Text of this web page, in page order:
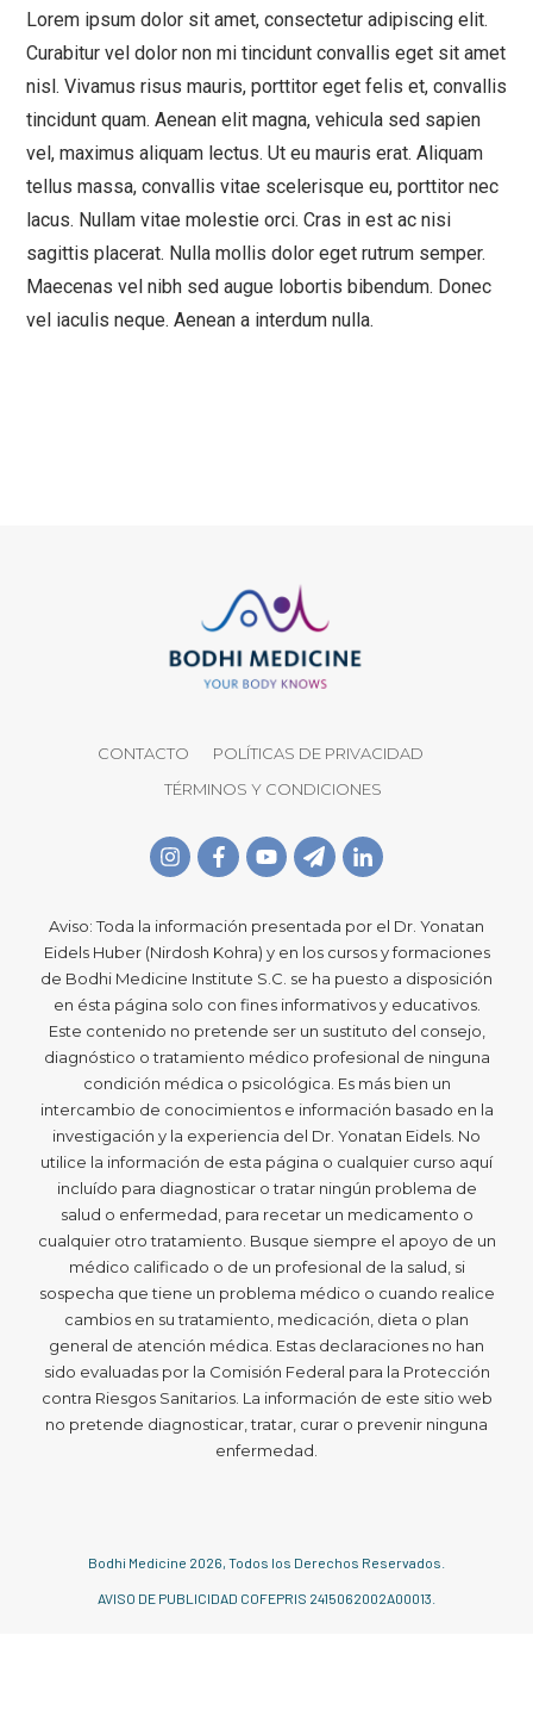
Lorem ipsum dolor sit amet, consectetur adipiscing elit.
Curabitur vel dolor non mi tincidunt convallis eget sit amet
nisl. Vivamus risus mauris, porttitor eget felis et, convallis
tincidunt quam. Aenean elit magna, vehicula sed sapien
vel, maximus aliquam lectus. Ut eu mauris erat. Aliquam
tellus massa, convallis vitae scelerisque eu, porttitor nec
lacus. Nullam vitae molestie orci. Cras in est ac nisi
sagittis placerat. Nulla mollis dolor eget rutrum semper.
Maecenas vel nibh sed augue lobortis bibendum. Donec
vel iaculis neque. Aenean a interdum nulla.
CONTACTO
POLÍTICAS DE PRIVACIDAD
TÉRMINOS Y CONDICIONES
Aviso: Toda la información presentada por el Dr. Yonatan
Eidels Huber (Nirdosh Kohra) y en los cursos y formaciones
de Bodhi Medicine Institute S.C. se ha puesto a disposición
en ésta página solo con fines informativos y educativos.
Este contenido no pretende ser un sustituto del consejo,
diagnóstico o tratamiento médico profesional de ninguna
condición médica o psicológica. Es más bien un
intercambio de conocimientos e información basado en la
investigación y la experiencia del Dr. Yonatan Eidels. No
utilice la información de esta página o cualquier curso aquí
incluído para diagnosticar o tratar ningún problema de
salud o enfermedad, para recetar un medicamento o
cualquier otro tratamiento. Busque siempre el apoyo de un
médico calificado o de un profesional de la salud, si
sospecha que tiene un problema médico o cuando realice
cambios en su tratamiento, medicación, dieta o plan
general de atención médica. Estas declaraciones no han
sido evaluadas por la Comisión Federal para la Protección
contra Riesgos Sanitarios. La información de este sitio web
no pretende diagnosticar, tratar, curar o prevenir ninguna
enfermedad.
Bodhi Medicine 2026, Todos los Derechos Reservados.
AVISO DE PUBLICIDAD COFEPRIS 2415062002A00013.